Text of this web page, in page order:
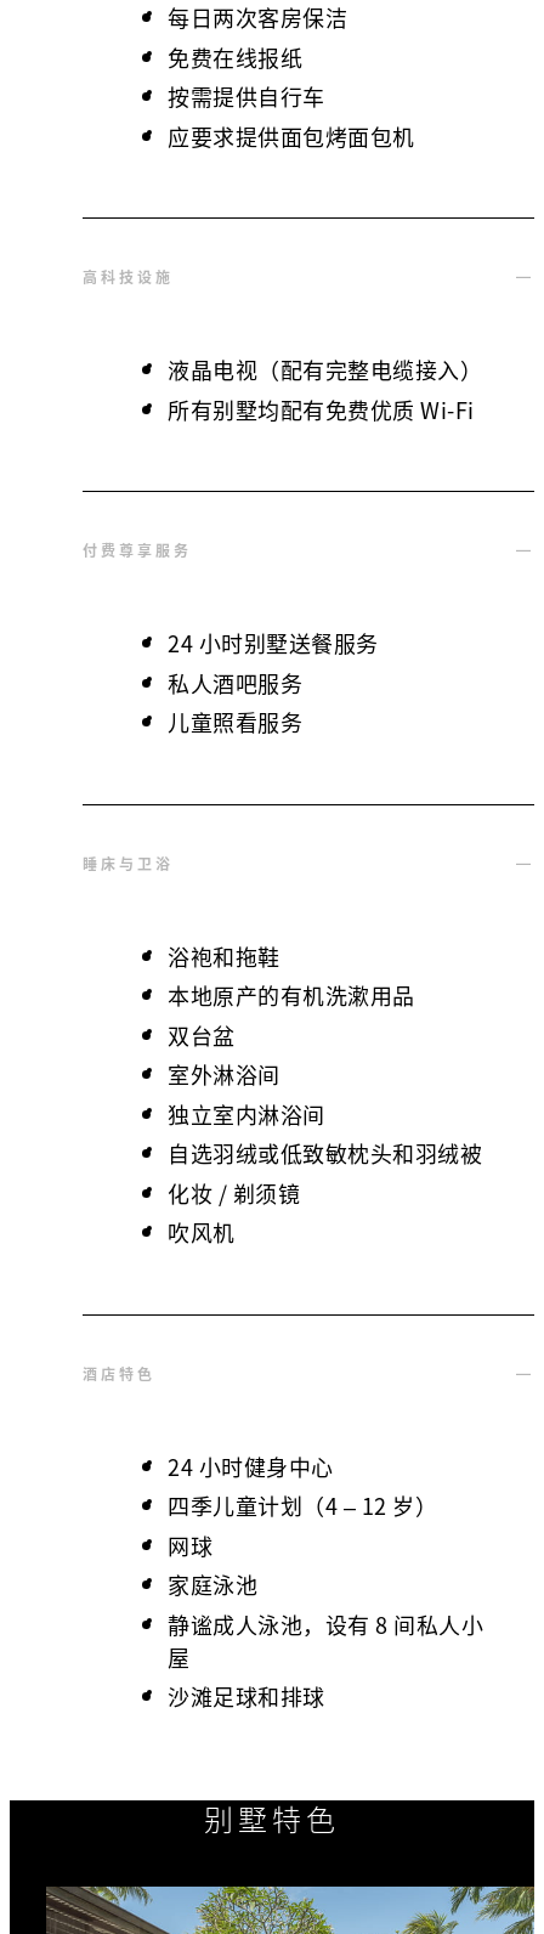
每日两次客房保洁
免费在线报纸
按需提供自行车
应要求提供面包烤面包机
高科技设施
液晶电视（配有完整电缆接入）
所有别墅均配有免费优质 Wi-Fi
付费尊享服务
24 小时别墅送餐服务
私人酒吧服务
儿童照看服务
睡床与卫浴
浴袍和拖鞋
本地原产的有机洗漱用品
双台盆
室外淋浴间
独立室内淋浴间
自选羽绒或低致敏枕头和羽绒被
化妆 / 剃须镜
吹风机
酒店特色
24 小时健身中心
四季儿童计划（4 – 12 岁）
网球
家庭泳池
静谧成人泳池，设有 8 间私人小
屋
沙滩足球和排球
别墅特色